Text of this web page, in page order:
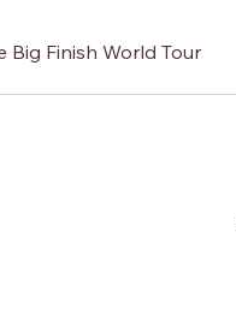
Big Finish World Tour